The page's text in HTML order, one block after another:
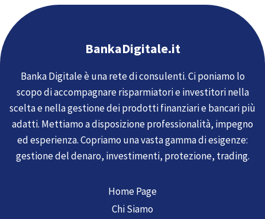
BankaDigitale.it
Banka Digitale è una rete di consulenti. Ci poniamo lo
scopo di accompagnare risparmiatori e investitori nella
scelta e nella gestione dei prodotti finanziari e bancari più
adatti. Mettiamo a disposizione professionalità, impegno
ed esperienza. Copriamo una vasta gamma di esigenze:
gestione del denaro, investimenti, protezione, trading.
Home Page
Chi Siamo